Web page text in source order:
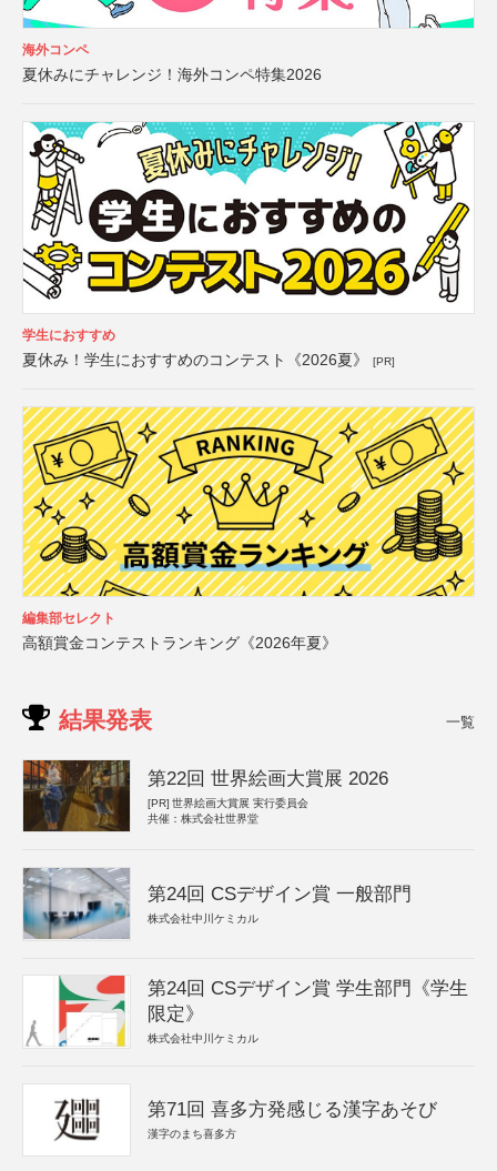
海外コンペ
夏休みにチャレンジ！海外コンペ特集2026
学生におすすめ
夏休み！学生におすすめのコンテスト《2026夏》 [PR]
編集部セレクト
高額賞金コンテストランキング《2026年夏》
結果発表 一覧
第22回 世界絵画大賞展 2026
[PR] 世界絵画大賞展 実行委員会
共催：株式会社世界堂
第24回 CSデザイン賞 一般部門
株式会社中川ケミカル
第24回 CSデザイン賞 学生部門《学生
限定》
株式会社中川ケミカル
第71回 喜多方発感じる漢字あそび
漢字のまち喜多方